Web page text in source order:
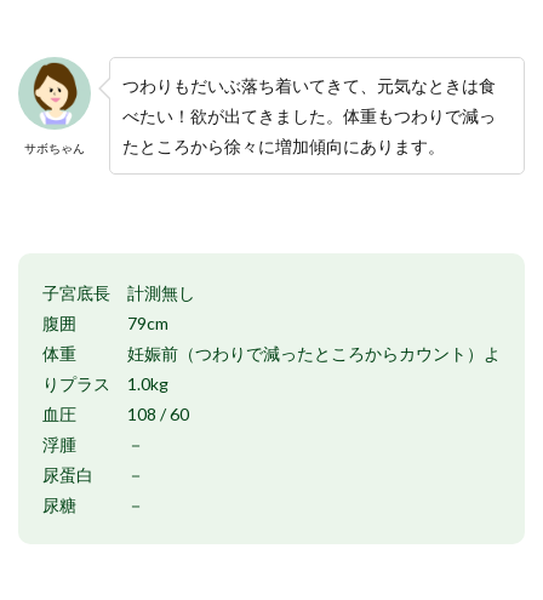
サボちゃん
つわりもだいぶ落ち着いてきて、元気なときは食
べたい！欲が出てきました。体重もつわりで減っ
たところから徐々に増加傾向にあります。
子宮底長 計測無し
腹囲 79cm
体重 妊娠前（つわりで減ったところからカウント）よ
りプラス 1.0kg
血圧 108 / 60
浮腫 －
尿蛋白 －
尿糖 －